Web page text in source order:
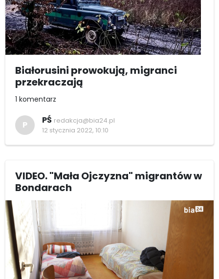
Białorusini prowokują, migranci
przekraczają
1 komentarz
P PŚ redakcja@bia24.pl
12 stycznia 2022, 10:10
VIDEO. "Mała Ojczyzna" migrantów w
Bondarach